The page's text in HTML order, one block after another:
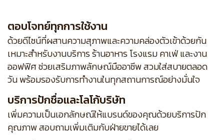
ตอบโจทย์ทุกการใช้งาน
ด้วยดีไซน์ที่ผสานความสุภาพและความคล่องตัวเข้าด้วยกัน
เหมาะสำหรับงานบริการ ร้านอาหาร โรงแรม คาเฟ่ และงาน
ออฟฟิศ ช่วยเสริมภาพลักษณ์มืออาชีพ สวมใส่สบายตลอด
วัน พร้อมรองรับการทำงานในทุกสถานการณ์อย่างมั่นใจ
บริการปักชื่อและโลโก้บริษัท
เพิ่มความเป็นเอกลักษณ์ให้แบรนด์ของคุณด้วยบริการปัก
คุณภาพ สอบถามเพิ่มเติมกับฝ่ายขายได้เลย